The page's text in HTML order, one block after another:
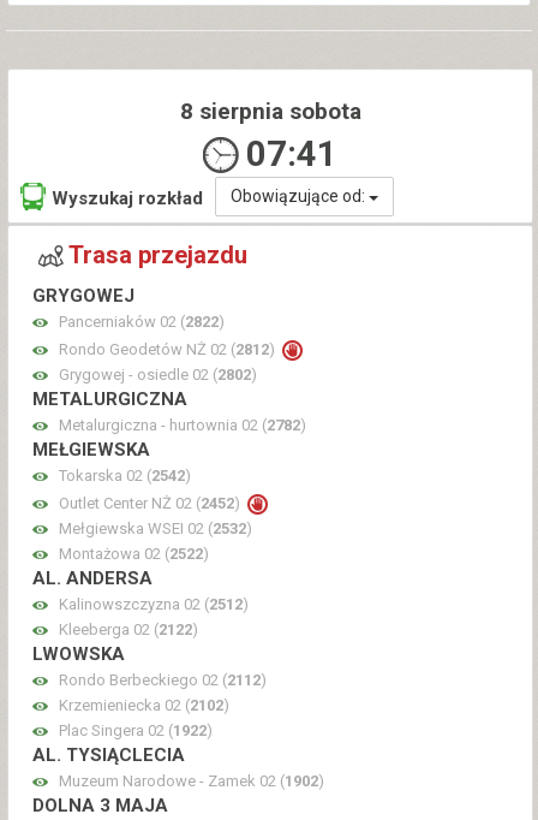
8 sierpnia sobota
07:41
Wyszukaj rozkład Obowiązujące od:
Trasa przejazdu
GRYGOWEJ
Pancerniaków 02 (2822)
Rondo Geodetów NŻ 02 (2812)
Grygowej - osiedle 02 (2802)
METALURGICZNA
Metalurgiczna - hurtownia 02 (2782)
MEŁGIEWSKA
Tokarska 02 (2542)
Outlet Center NŻ 02 (2452)
Mełgiewska WSEI 02 (2532)
Montażowa 02 (2522)
AL. ANDERSA
Kalinowszczyzna 02 (2512)
Kleeberga 02 (2122)
LWOWSKA
Rondo Berbeckiego 02 (2112)
Krzemieniecka 02 (2102)
Plac Singera 02 (1922)
AL. TYSIĄCLECIA
Muzeum Narodowe - Zamek 02 (1902)
DOLNA 3 MAJA